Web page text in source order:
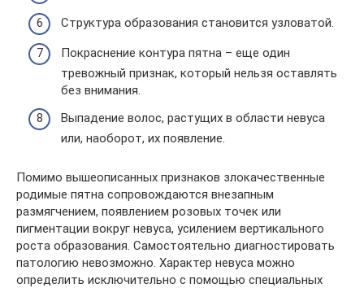
Структура образования становится узловатой.
Покраснение контура пятна – еще один
тревожный признак, который нельзя оставлять
без внимания.
Выпадение волос, растущих в области невуса
или, наоборот, их появление.
Помимо вышеописанных признаков злокачественные
родимые пятна сопровождаются внезапным
размягчением, появлением розовых точек или
пигментации вокруг невуса, усилением вертикального
роста образования. Самостоятельно диагностировать
патологию невозможно. Характер невуса можно
определить исключительно с помощью специальных